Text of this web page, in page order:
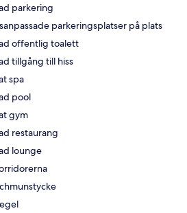
parkering
parkeringsplatser på plats
offentlig toalett
tillgång till hiss
spa
pool
gym
restaurang
lounge